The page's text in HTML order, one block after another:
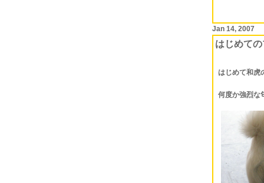
Jan 14, 2007
はじめて
はじめて和虎
何度か強烈な